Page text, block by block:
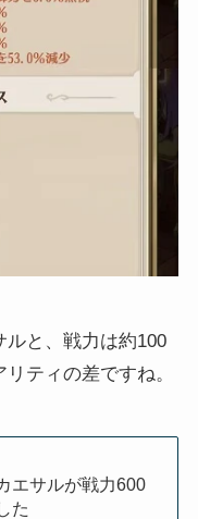
と、戦力は約100
ティの差ですね。
エサルが戦力600
た